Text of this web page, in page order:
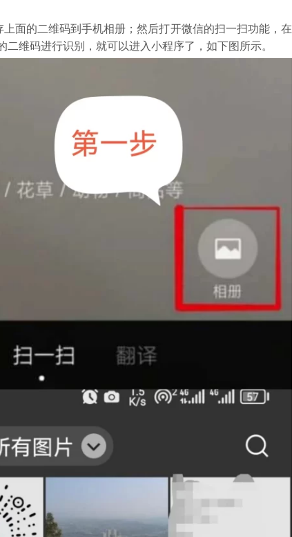
面的二维码到手机相册；然后打开微信的扫一扫功能，在
二维码进行识别，就可以进入小程序了，如下图所示。